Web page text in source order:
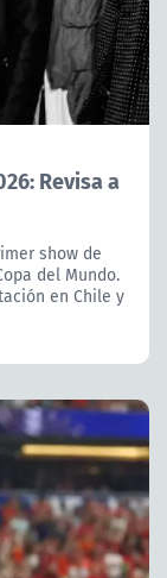
Revisa a
show de
del Mundo.
en Chile y